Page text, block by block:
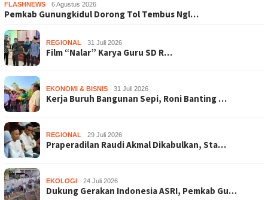
FLASHNEWS 6 Agustus 2026
Pemkab Gunungkidul Dorong Tol Tembus Ngl…
REGIONAL 31 Juli 2026
Film “Nalar” Karya Guru SD R…
EKONOMI & BISNIS 31 Juli 2026
Kerja Buruh Bangunan Sepi, Roni Banting …
REGIONAL 29 Juli 2026
Praperadilan Raudi Akmal Dikabulkan, Sta…
EKOLOGI 24 Juli 2026
Dukung Gerakan Indonesia ASRI, Pemkab Gu…